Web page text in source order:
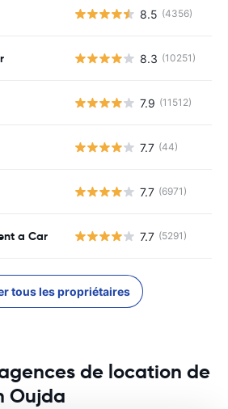
8.5 (4356)
8.3 (10251)
7.9 (11512)
7.7 (44)
7.7 (6971)
a Car 7.7 (5291)
tous les propriétaires
de location de
Oujda